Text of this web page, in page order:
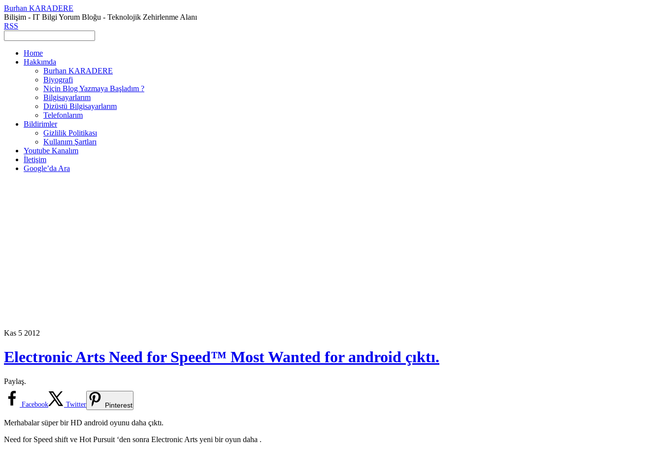
Burhan KARADERE
Bilişim - IT Bilgi Yorum Bloğu - Teknolojik Zehirlenme Alanı
RSS
Home
Hakkımda
Burhan KARADERE
Biyografi
Niçin Blog Yazmaya Başladım ?
Bilgisayarlarım
Dizüstü Bilgisayarlarım
Telefonlarım
Bildirimler
Gizlilik Politikası
Kullanım Şartları
Youtube Kanalım
İletişim
Google’da Ara
Kas 5 2012
Electronic Arts Need for Speed™ Most Wanted for android çıktı.
Paylaş.
Facebook Twitter Pinterest
Merhabalar süper bir HD android oyunu daha çıktı.
Need for Speed shift ve Hot Pursuit ‘den sonra Electronic Arts yeni bir oyun daha .